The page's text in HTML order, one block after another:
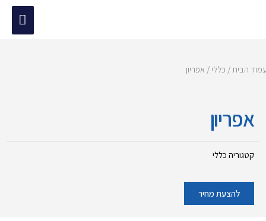
ראשי
הבית/ כללי / אפריון
אפריון
קטגוריה כללי
להצעת מחיר